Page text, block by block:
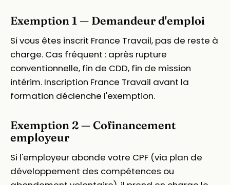
Exemption 1 — Demandeur d'emploi
Si vous êtes inscrit France Travail, pas de reste à
charge. Cas fréquent : après rupture
conventionnelle, fin de CDD, fin de mission
intérim. Inscription France Travail avant la
formation déclenche l'exemption.
Exemption 2 — Cofinancement
employeur
Si l'employeur abonde votre CPF (via plan de
développement des compétences ou